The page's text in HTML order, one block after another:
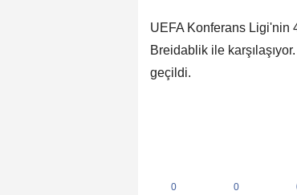
UEFA Konferans Ligi'nin
Breidablik ile
geçildi.